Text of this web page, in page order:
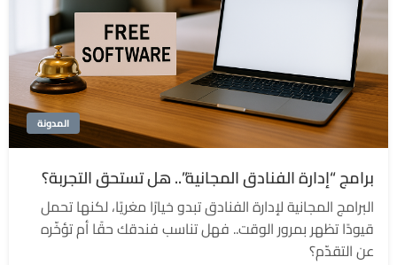
المدونة
برامج “إدارة الفنادق المجانية”.. هل تستحق التجربة؟
البرامج المجانية لإدارة الفنادق تبدو خيارًا مغريًا، لكنها تحمل
قيودًا تظهر بمرور الوقت.. فهل تناسب فندقك حقًا أم تؤخّره
عن التقدّم؟